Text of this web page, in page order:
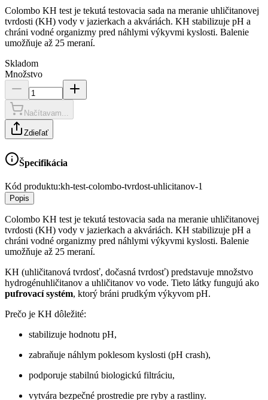
Colombo KH test je tekutá testovacia sada na meranie uhličitanovej
tvrdosti (KH) vody v jazierkach a akváriách. KH stabilizuje pH a
chráni vodné organizmy pred náhlymi výkyvmi kyslosti. Balenie
umožňuje až 25 meraní.
Skladom
Množstvo
Načítavam...
Zdieľať
Špecifikácia
Kód produktu:kh-test-colombo-tvrdost-uhlicitanov-1
Popis
Colombo KH test je tekutá testovacia sada na meranie uhličitanovej
tvrdosti (KH) vody v jazierkach a akváriách. KH stabilizuje pH a
chráni vodné organizmy pred náhlymi výkyvmi kyslosti. Balenie
umožňuje až 25 meraní.
KH (uhličitanová tvrdosť, dočasná tvrdosť) predstavuje množstvo
hydrogénuhličitanov a uhličitanov vo vode. Tieto látky fungujú ako
pufrovací systém, ktorý bráni prudkým výkyvom pH.
Prečo je KH dôležité:
stabilizuje hodnotu pH,
zabraňuje náhlym poklesom kyslosti (pH crash),
podporuje stabilnú biologickú filtráciu,
vytvára bezpečné prostredie pre ryby a rastliny.